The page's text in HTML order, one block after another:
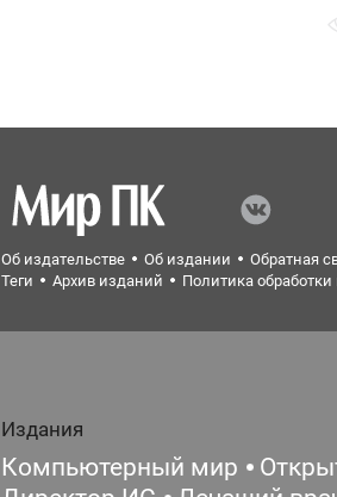
Об издательстве Об издании Обратная
Теги
Архив изданий Политика
Издания
Компьютерный мир